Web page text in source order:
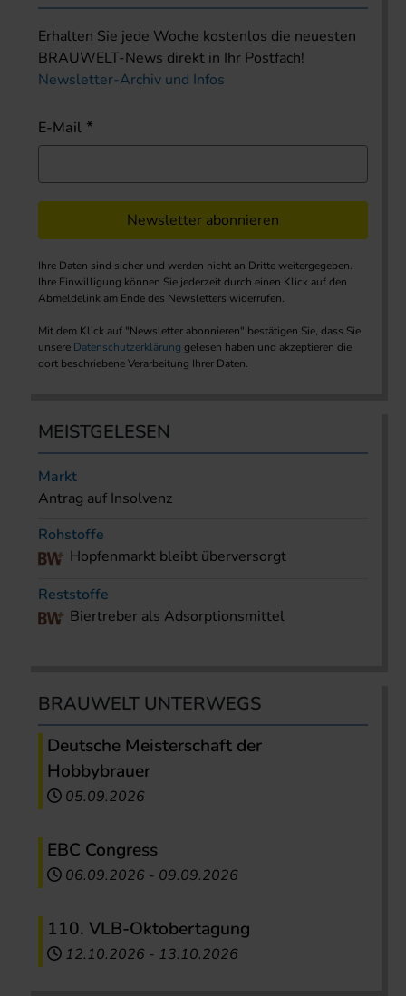
Erhalten Sie jede Woche kostenlos die neuesten
BRAUWELT-News direkt in Ihr Postfach!
Newsletter-Archiv und Infos
E-Mail
Newsletter abonnieren
Ihre Daten sind sicher und werden nicht an Dritte weitergegeben.
Ihre Einwilligung können Sie jederzeit durch einen Klick auf den
Abmeldelink am Ende des Newsletters widerrufen.
Mit dem Klick auf "Newsletter abonnieren" bestätigen Sie, dass Sie
unsere Datenschutzerklärung gelesen haben und akzeptieren die
dort beschriebene Verarbeitung Ihrer Daten.
MEISTGELESEN
Markt
Antrag auf Insolvenz
Rohstoffe
Hopfenmarkt bleibt überversorgt
Reststoffe
Biertreber als Adsorptionsmittel
BRAUWELT UNTERWEGS
Deutsche Meisterschaft der
Hobbybrauer
05.09.2026
EBC Congress
06.09.2026 - 09.09.2026
110. VLB-Oktobertagung
12.10.2026 - 13.10.2026